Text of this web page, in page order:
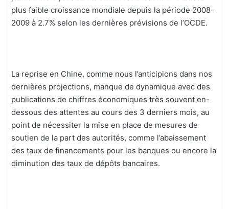
plus faible croissance mondiale depuis la période 2008-
2009 à 2.7% selon les dernières prévisions de l’OCDE.
La reprise en Chine, comme nous l’anticipions dans nos
dernières projections, manque de dynamique avec des
publications de chiffres économiques très souvent en-
dessous des attentes au cours des 3 derniers mois, au
point de nécessiter la mise en place de mesures de
soutien de la part des autorités, comme l’abaissement
des taux de financements pour les banques ou encore la
diminution des taux de dépôts bancaires.